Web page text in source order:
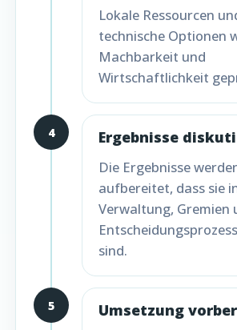
Lokale Ressourcen
technische Optionen
Machbarkeit und
Wirtschaftlichkeit
4 Ergebnisse
Die Ergebnisse
aufbereitet, dass sie
Verwaltung, Gremien
sind.
5 Umsetzung